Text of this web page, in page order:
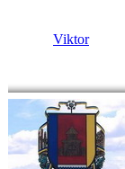
Viktor